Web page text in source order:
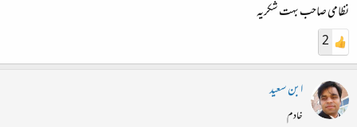
نظامی صاحب بہت شکریہ
2
ابن سعید
خادم